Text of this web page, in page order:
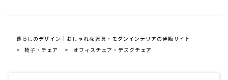
暮らしのデザイン｜おしゃれな家具・モダンインテリアの通販サイト
椅子・チェア
オフィスチェア・デスクチェア